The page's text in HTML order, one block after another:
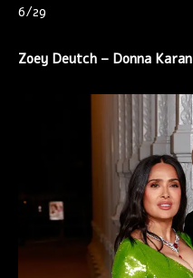
6/29
Zoey Deutch – Donna Karan